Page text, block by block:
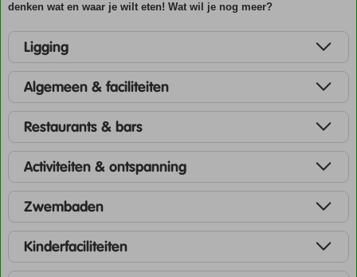
denken wat en waar je wilt eten! Wat wil je nog meer?
Ligging
Algemeen & faciliteiten
Restaurants & bars
Activiteiten & ontspanning
Zwembaden
Kinderfaciliteiten